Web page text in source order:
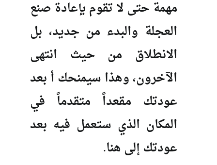
مهمة حتى لا تقوم بإعادة صنع
العجلة والبدء من جديد، بل
الانطلاق من حيث انتهى
الآخرون، وهذا سيمنحك أ بعد
عودتك مقعداً متقدماً في
المكان الذي ستعمل فيه بعد
عودتك إلى هنا.